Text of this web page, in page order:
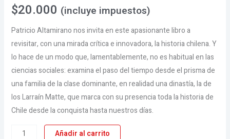
$20.000 (incluye impuestos)
Patricio Altamirano nos invita en este apasionante libro a
revisitar, con una mirada crítica e innovadora, la historia chilena. Y
lo hace de un modo que, lamentablemente, no es habitual en las
ciencias sociales: examina el paso del tiempo desde el prisma de
una familia de la clase dominante, en realidad una dinastía, la de
los Larraín Matte, que marca con su presencia toda la historia de
Chile desde la conquista hasta nuestros días.
Añadir al carrito